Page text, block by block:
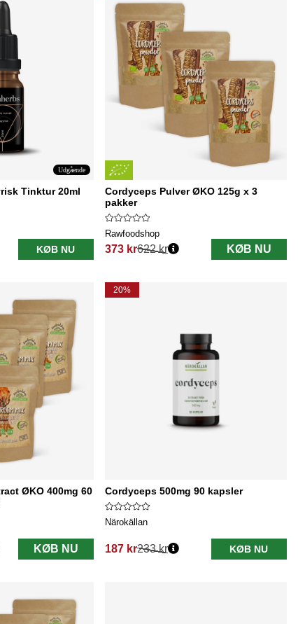
Udgående
Tinktur 20ml
KØB NU
Cordyceps Pulver ØKO 125g x 3
pakker
Rawfoodshop
373 kr
Normalpris:
622 kr KØB NU
ØKO 400mg 60
KØB NU
20%
Cordyceps 500mg 90 kapsler
Närokällan
187 kr
Normalpris:
233 kr KØB NU